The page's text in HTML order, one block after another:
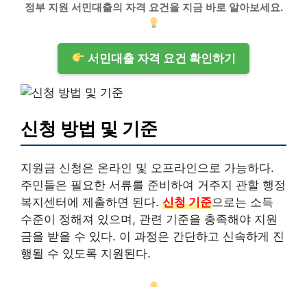
정부 지원 서민대출의 자격 요건을 지금 바로 알아보세요.
서민대출 자격 요건 확인하기
신청 방법 및 기준
지원금 신청은 온라인 및 오프라인으로 가능하다.
주민들은 필요한 서류를 준비하여 거주지 관할 행정
복지센터에 제출하면 된다. 신청 기준으로는 소득
수준이 정해져 있으며, 관련 기준을 충족해야 지원
금을 받을 수 있다. 이 과정은 간단하고 신속하게 진
행될 수 있도록 지원된다.